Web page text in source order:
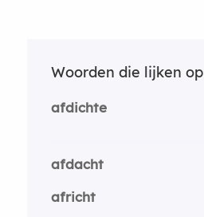
Woorden die lijken op
afdichte
afdacht
africht